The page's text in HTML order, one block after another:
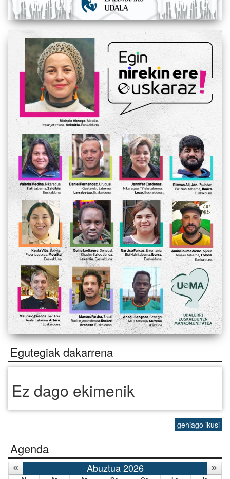
Egutegiak dakarrena
Ez dago ekimenik
gehiago ikusi
Agenda
Abuztua 2026